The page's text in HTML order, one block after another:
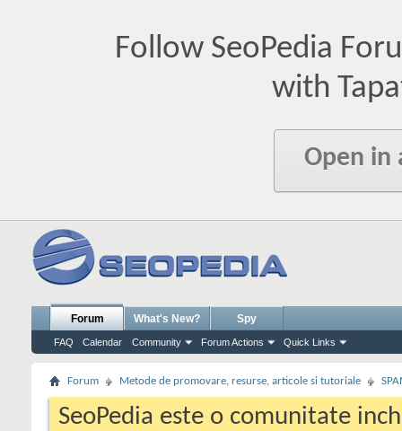
Follow SeoPedia
with
Open in
Forum
FAQ Calendar Community Forum Actions Quick Links
What's New? Spy
Forum Metode de promovare, resurse, articole si tutoriale
SeoPedia este o comunitate